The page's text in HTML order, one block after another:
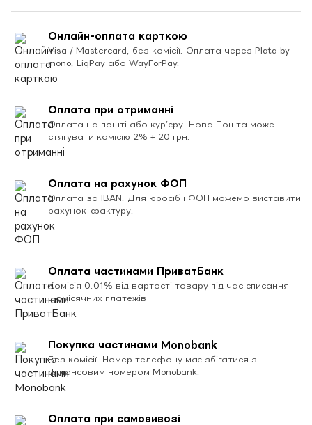
Онлайн-оплата карткою
Visa / Mastercard, без комісії. Оплата через Plata by
mono, LiqPay або WayForPay.
Оплата при отриманні
Оплата на пошті або кур’єру. Нова Пошта може
стягувати комісію 2% + 20 грн.
Оплата на рахунок ФОП
Оплата за IBAN. Для юросіб і ФОП можемо виставити
рахунок-фактуру.
Оплата частинами ПриватБанк
Комісія 0.01% від вартості товару під час списання
щомісячних платежів
Покупка частинами Monobank
Без комісії. Номер телефону має збігатися з
фінансовим номером Monobank.
Оплата при самовивозі